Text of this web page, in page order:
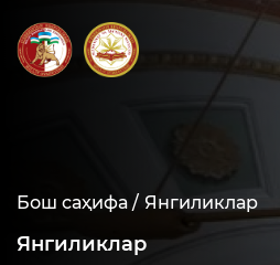
Бош саҳифа / Янгиликлар
Янгиликлар